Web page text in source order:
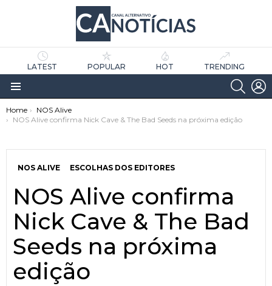
LATEST POPULAR HOT TRENDING
Menu
You are here:
Home
NOS Alive
NOS Alive confirma Nick Cave & The Bad Seeds na próxima edição
NOS ALIVE ESCOLHAS DOS EDITORES
NOS Alive confirma
Nick Cave & The Bad
Seeds na próxima
edição